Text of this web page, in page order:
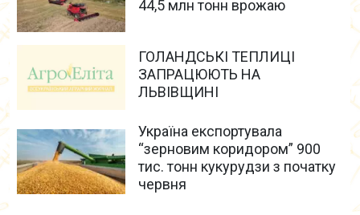
44,5 млн тонн врожаю
ГОЛАНДСЬКІ ТЕПЛИЦІ
ЗАПРАЦЮЮТЬ НА
ЛЬВІВЩИНІ
Україна експортувала
“зерновим коридором” 900
тис. тонн кукурудзи з початку
червня